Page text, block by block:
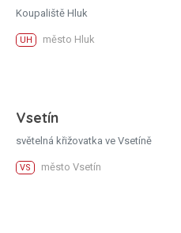
Koupaliště Hluk
UH město Hluk
Vsetín
světelná křižovatka ve Vsetíně
VS město Vsetín